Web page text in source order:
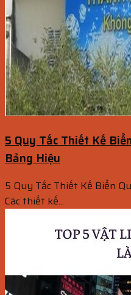
5 Quy Tắc Thiết Kế
Bảng Hiệu
5 Quy Tắc Thiết Kế Biển
Các thiết kế...